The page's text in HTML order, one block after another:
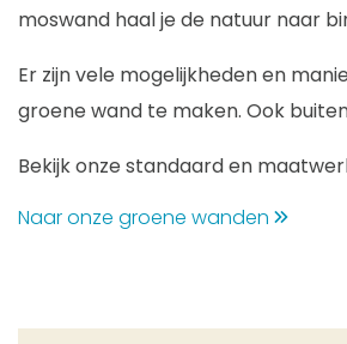
moswand haal je de natuur naar
Er zijn vele mogelijkheden en
groene wand te maken. Ook
Bekijk onze standaard en
Naar onze groene wanden